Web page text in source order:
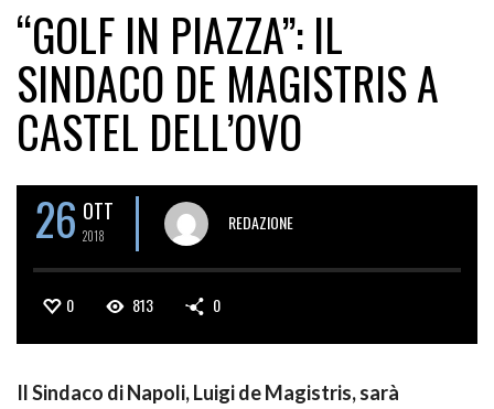
“GOLF IN PIAZZA”: IL
SINDACO DE MAGISTRIS A
CASTEL DELL’OVO
26 OTT
2018
REDAZIONE
0 813 0
Il Sindaco di Napoli, Luigi de Magistris, sarà